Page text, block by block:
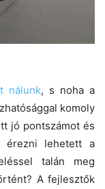
nálunk, s noha a
komoly
jó pontszámot és
lehetett a
talán meg
A fejlesztők